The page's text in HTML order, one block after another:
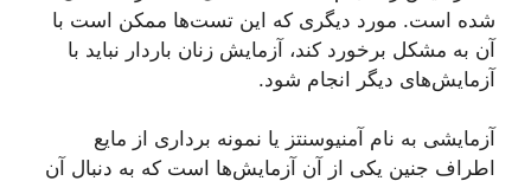
شده است. مورد دیگری که این تست‌ها ممکن است با
آن به مشکل برخورد کند، آزمایش زنان باردار نباید با
آزمایش‌های دیگر انجام شود.
آزمایشی به نام آمنیوسنتز یا نمونه برداری از مایع
اطراف جنین یکی از آن آزمایش‌ها است که به دنبال آن